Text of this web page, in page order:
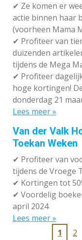
✔ Ze komen er
actie binnen haar
(voorheen Mama
✔ Profiteer van
duizenden
tijdens de Mega
✔ Profiteer
hoge kortingen!
donderdag 21
Lees meer »
Van der Valk
Toekan Weken
✔ Profiteer van
tijdens de Vroege
✔ Kortingen tot
✔ Voordelig
april 2024
Lees meer »
1
2